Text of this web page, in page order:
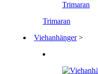
Trimaran
Viehanhänger >